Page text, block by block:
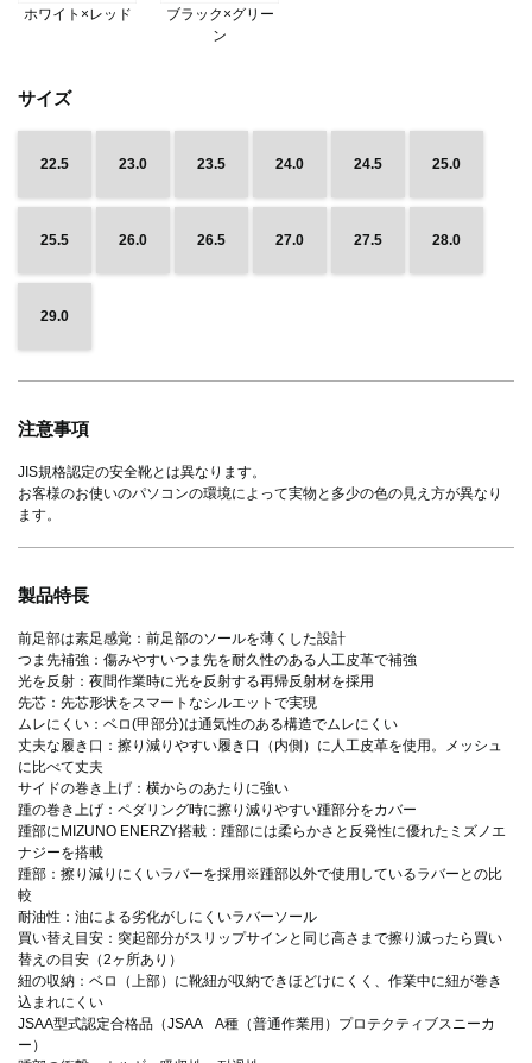
ホワイト×レッド
ブラック×グリー
ン
サイズ
22.5 23.0 23.5 24.0 24.5 25.0
25.5 26.0 26.5 27.0 27.5 28.0
29.0
注意事項
JIS規格認定の安全靴とは異なります。
お客様のお使いのパソコンの環境によって実物と多少の色の見え方が異なり
ます。
製品特長
前足部は素足感覚：前足部のソールを薄くした設計
つま先補強：傷みやすいつま先を耐久性のある人工皮革で補強
光を反射：夜間作業時に光を反射する再帰反射材を採用
先芯：先芯形状をスマートなシルエットで実現
ムレにくい：ベロ(甲部分)は通気性のある構造でムレにくい
丈夫な履き口：擦り減りやすい履き口（内側）に人工皮革を使用。メッシュ
に比べて丈夫
サイドの巻き上げ：横からのあたりに強い
踵の巻き上げ：ペダリング時に擦り減りやすい踵部分をカバー
踵部にMIZUNO ENERZY搭載：踵部には柔らかさと反発性に優れたミズノエ
ナジーを搭載
踵部：擦り減りにくいラバーを採用※踵部以外で使用しているラバーとの比
較
耐油性：油による劣化がしにくいラバーソール
買い替え目安：突起部分がスリップサインと同じ高さまで擦り減ったら買い
替えの目安（2ヶ所あり）
紐の収納：ベロ（上部）に靴紐が収納できほどけにくく、作業中に紐が巻き
込まれにくい
JSAA型式認定合格品（JSAA A種（普通作業用）プロテクティブスニーカ
ー）